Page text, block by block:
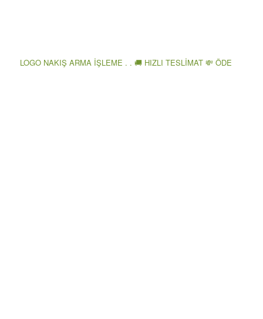
LOGO NAKIŞ ARMA İŞLEME . . 🚚 HIZLI TESLİMAT 💸 ÖDE